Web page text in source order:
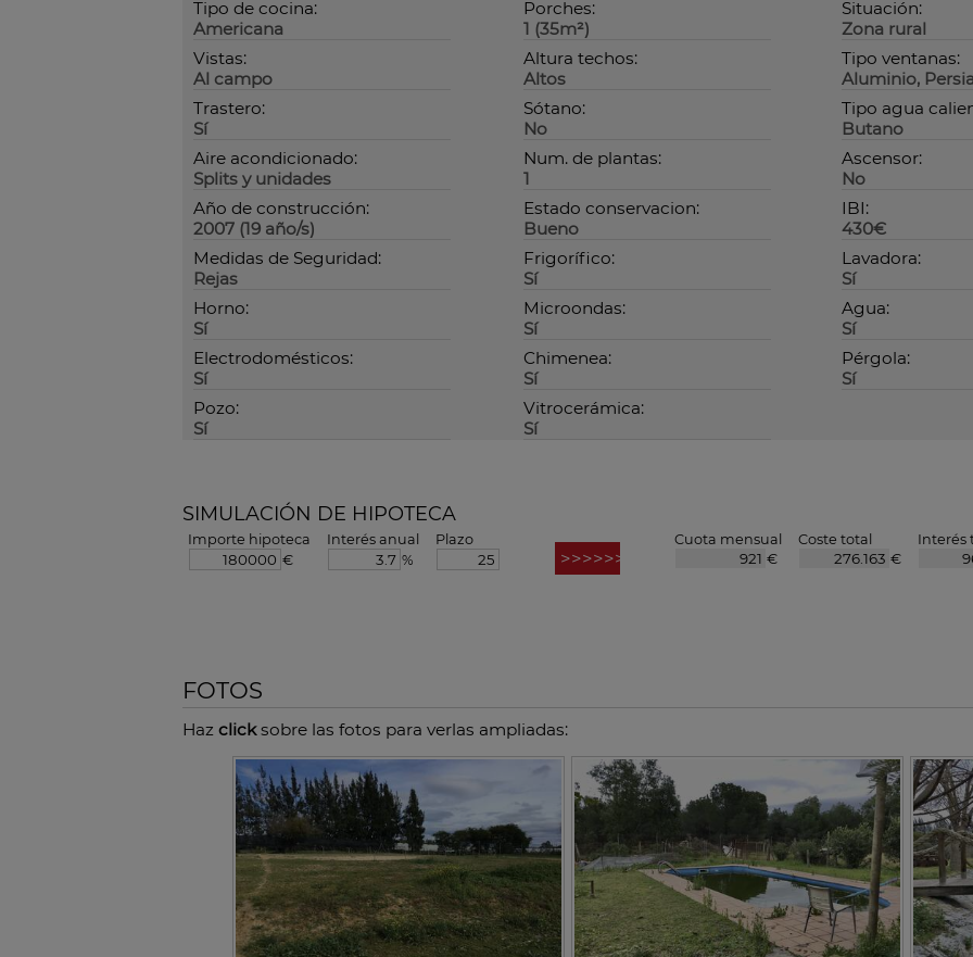
Tipo de cocina:
Americana
Porches:
1 (35m²)
Situación:
Zona rural
Vistas:
Al campo
Altura techos:
Altos
Tipo ventanas:
Aluminio,
Trastero:
Sí
Sótano:
No
Tipo agua
Butano
Aire acondicionado:
Splits y unidades
Num. de plantas:
1
Ascensor:
No
Año de construcción:
2007 (19 año/s)
Estado conservacion:
Bueno
IBI:
430€
Medidas de Seguridad:
Rejas
Frigorífico:
Sí
Lavadora:
Sí
Horno:
Sí
Microondas:
Sí
Agua:
Sí
Electrodomésticos:
Sí
Chimenea:
Sí
Pérgola:
Sí
Pozo:
Sí
Vitrocerámica:
Sí
SIMULACIÓN DE HIPOTECA
Importe hipoteca
€
Interés anual
%
Plazo
Cuota mensual
€
Coste total
€
Interés
FOTOS
Haz clicksobre las fotos para verlas ampliadas: